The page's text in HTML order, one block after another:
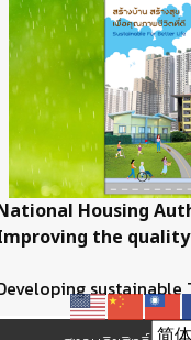
Housing
the
sustainable